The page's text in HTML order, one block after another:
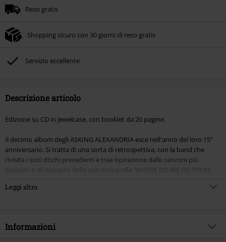
Reso gratis
Shopping sicuro con 30 giorni di reso gratis
Servizio eccellente
Descrizione articolo
Edizione su CD in jewelcase, con booklet da 20 pagine.
Il decimo album degli ASKING ALEXANDRIA esce nell'anno del loro 15°
anniversario. Si tratta di una sorta di retrospettiva, con la band che
rivisita i suoi dischi precedenti e trae ispirazione dalle canzoni più
popolari e di successo della sua discografia. WHERE DO WE GO FROM
band hard rock britannica ha pubblicato nel corso della sua carriera. La
singoli certificati RIAA Gold, 6 album nella classifica Billboard Top200
Leggi altro
Informazioni